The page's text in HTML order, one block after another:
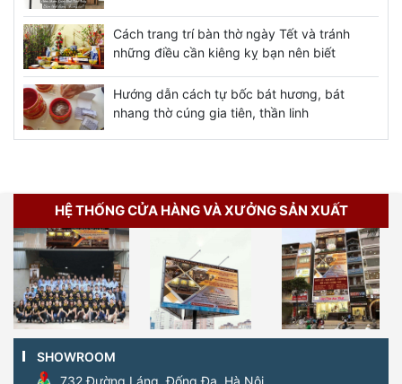
Cách trang trí bàn thờ ngày Tết và tránh
những điều cần kiêng kỵ bạn nên biết
Hướng dẫn cách tự bốc bát hương, bát
nhang thờ cúng gia tiên, thần linh
HỆ THỐNG CỬA HÀNG VÀ XƯỞNG SẢN XUẤT
SHOWROOM
732 Đường Láng, Đống Đa, Hà Nội